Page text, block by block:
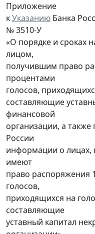
Приложение
кУказанию Банка
№ 3510-У
«О порядке и сроках
лицом,
получившим право
процентами
голосов,
составляющие
финансовой
организации, а
России
информации о лицах,
имеют
право распоряжения
голосов,
приходящихся на
составляющие
уставный капитал